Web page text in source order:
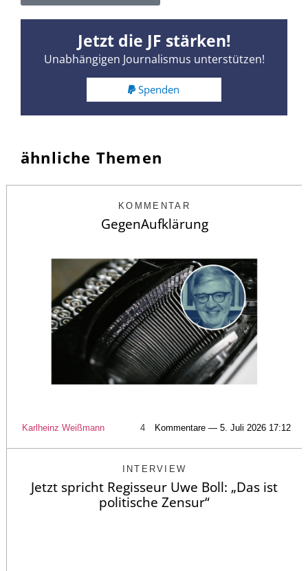
Jetzt die JF stärken!
Unabhängigen Journalismus unterstützen!
Spenden
ähnliche Themen
KOMMENTAR
GegenAufklärung
Karlheinz Weißmann 4 Kommentare — 5. Juli 2026 17:12
INTERVIEW
Jetzt spricht Regisseur Uwe Boll: „Das ist
politische Zensur“